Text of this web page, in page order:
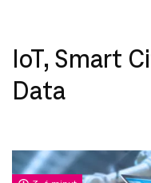
IoT, Smart
Data